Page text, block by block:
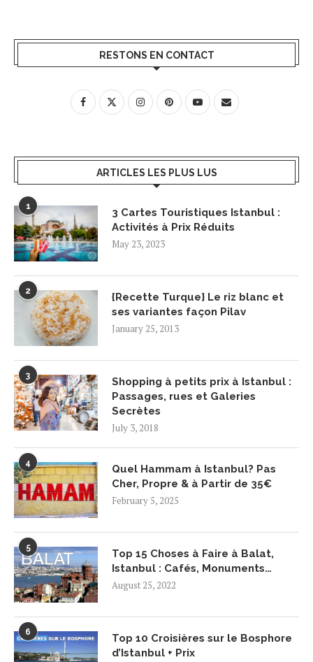
RESTONS EN CONTACT
ARTICLES LES PLUS LUS
1
3 Cartes Touristiques Istanbul :
Activités à Prix Réduits
May 23, 2023
2
{Recette Turque} Le riz blanc et
ses variantes façon Pilav
January 25, 2013
3
Shopping à petits prix à Istanbul :
Passages, rues et Galeries
Secrètes
July 3, 2018
4
Quel Hammam à Istanbul? Pas
Cher, Propre & à Partir de 35€
February 5, 2025
5
Top 15 Choses à Faire à Balat,
Istanbul : Cafés, Monuments…
August 25, 2022
6
Top 10 Croisières sur le Bosphore
d’Istanbul + Prix